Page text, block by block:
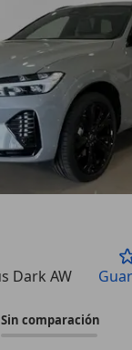
Dark AWD Aut.
Sin comparación